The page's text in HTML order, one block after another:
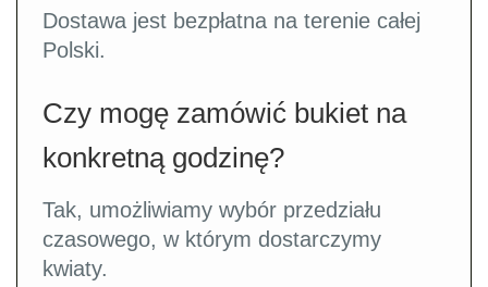
Dostawa jest bezpłatna na terenie całej
Polski.
Czy mogę zamówić bukiet na
konkretną godzinę?
Tak, umożliwiamy wybór przedziału
czasowego, w którym dostarczymy
kwiaty.